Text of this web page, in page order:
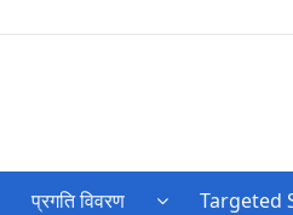
प्रगति विवरण Targeted